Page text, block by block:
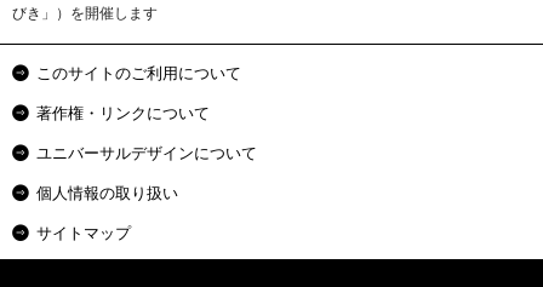
びき」）を開催します
このサイトのご利用について
著作権・リンクについて
ユニバーサルデザインについて
個人情報の取り扱い
サイトマップ